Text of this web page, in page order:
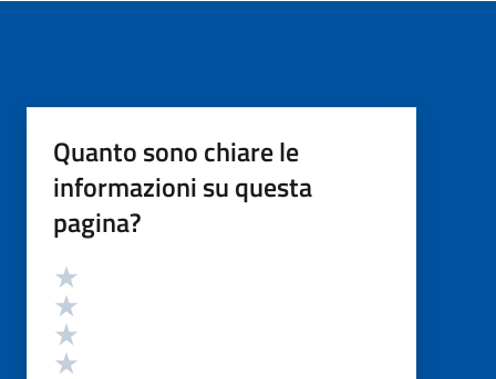
Quanto sono chiare le
informazioni su questa
pagina?
Valutazione